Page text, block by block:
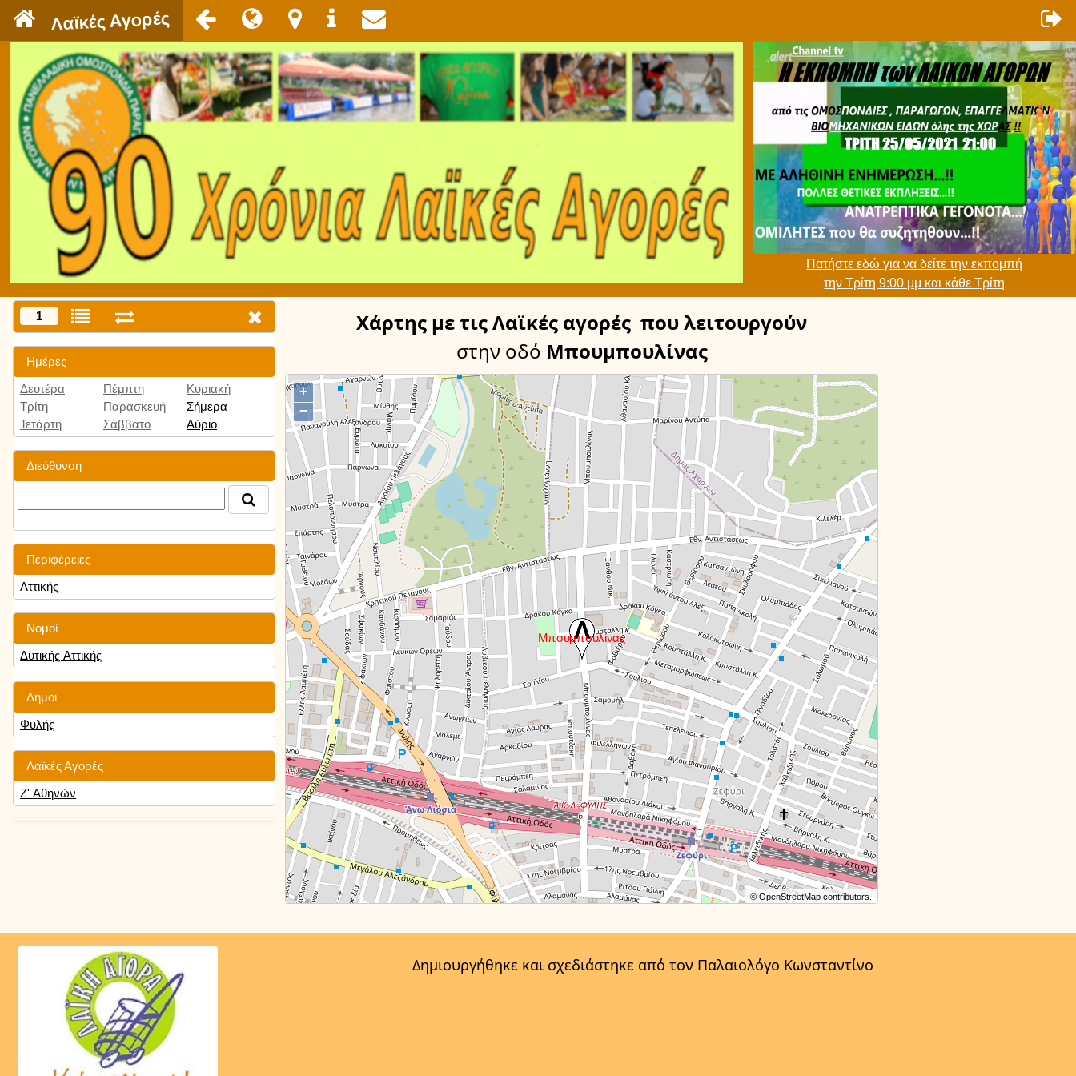
Λαϊκές Αγορές
Πατήστε εδώ για να δείτε την εκπομπή
την Τρίτη 9:00 μμ και κάθε Τρίτη
1
Ημέρες
Δευτέρα
Τρίτη
Τετάρτη
Πέμπτη
Παρασκευή
Σάββατο
Κυριακή
Σήμερα
Αύριο
Διεύθυνση
Περιφέρειες
Αττικής
Νομοί
Δυτικής Αττικής
Δήμοι
Φυλής
Λαϊκές Αγορές
Ζ' Αθηνών
Χάρτης με τις Λαϊκές αγορές που λειτουργούν
στην οδό Μπουμπουλίνας
+
−
©OpenStreetMap contributors.
Δημιουργήθηκε και σχεδιάστηκε από τον Παλαιολόγο Κωνσταντίνο